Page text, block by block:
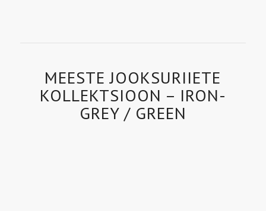
MEESTE JOOKSURIIETE
KOLLEKTSIOON – IRON-
GREY / GREEN